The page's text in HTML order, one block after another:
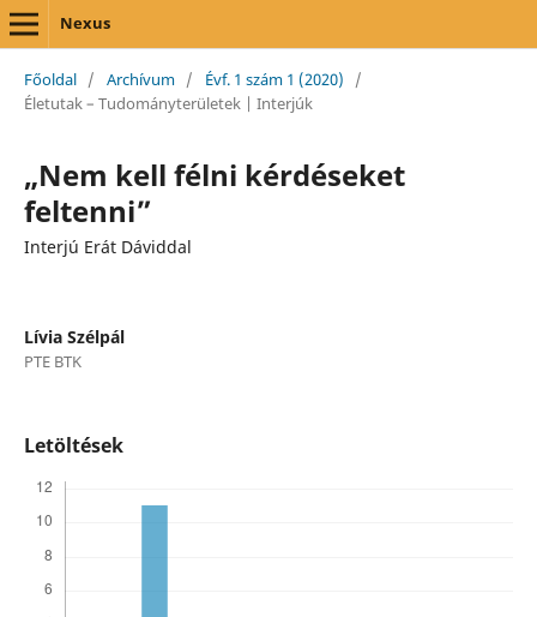
Nexus
Főoldal / Archívum / Évf. 1 szám 1 (2020)
/
Életutak – Tudományterületek | Interjúk
„Nem kell félni kérdéseket
feltenni”
Interjú Erát Dáviddal
Lívia Szélpál
PTE BTK
Letöltések